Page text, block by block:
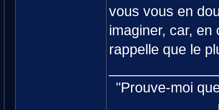
vous vous en
imaginer, car,
rappelle que le
"Prouve-moi